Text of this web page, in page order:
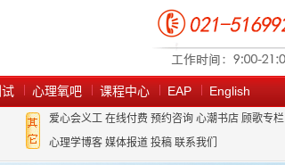
心理氧吧 课程中心 EAP English
爱心会义工 在线付费 预约咨询 心潮书店 顾歌专栏
心理学博客 媒体报道 投稿 联系我们